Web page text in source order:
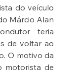
do veículo
Márcio Alan
teria
de voltar ao
O motivo da
motorista de